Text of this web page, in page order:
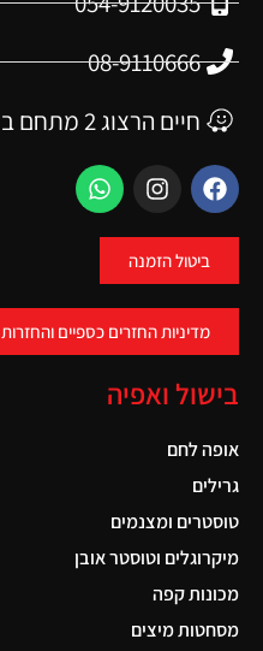
08-9110666
חיים הרצוג 2 מתחם בליליוס גדרה
ביטול הזמנה
מדיניות החזרים כספיים והחזרות
בישול ואפיה
אופה לחם
גרילים
טוסטרים ומצנמים
מיקרוגלים וטוסטר אובן
מכונות קפה
מסחטות מיצים